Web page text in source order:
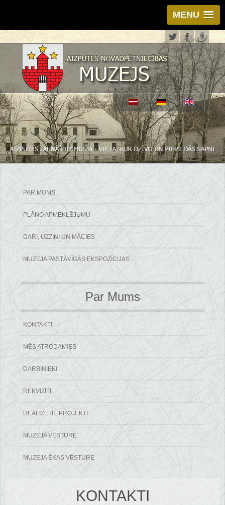
MENU
PAR MUMS
PLĀNO APMEKLĒJUMU
DARI, UZZINI UN MĀCIES
MUZEJA PASTĀVĪGĀS EKSPOZĪCIJAS
Par Mums
KONTAKTI
MĒS ATRODAMIES
DARBINIEKI
REKVIZĪTI
REALIZĒTIE PROJEKTI
MUZEJA VĒSTURE
MUZEJA ĒKAS VĒSTURE
KONTAKTI